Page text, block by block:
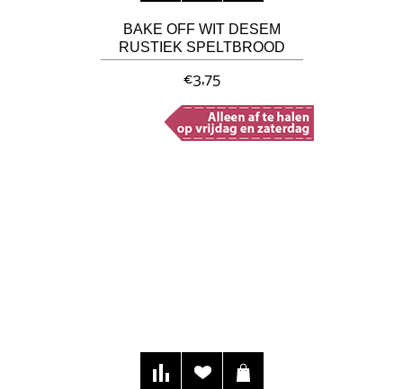
BAKE OFF WIT DESEM
RUSTIEK SPELTBROOD
€3,75